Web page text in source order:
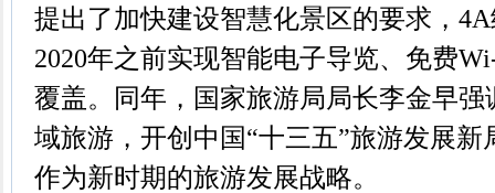
提出了加快建设智慧化景区的要求，
2020年之前实现智能电子导览、免费
覆盖。同年，国家旅游局局长李金早
域旅游，开创中国“十三五”旅游发展
作为新时期的旅游发展战略。